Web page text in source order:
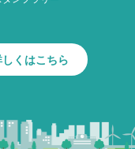
くはこちら